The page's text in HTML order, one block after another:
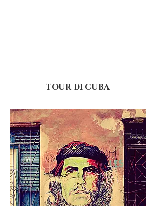
TOUR DI CUBA